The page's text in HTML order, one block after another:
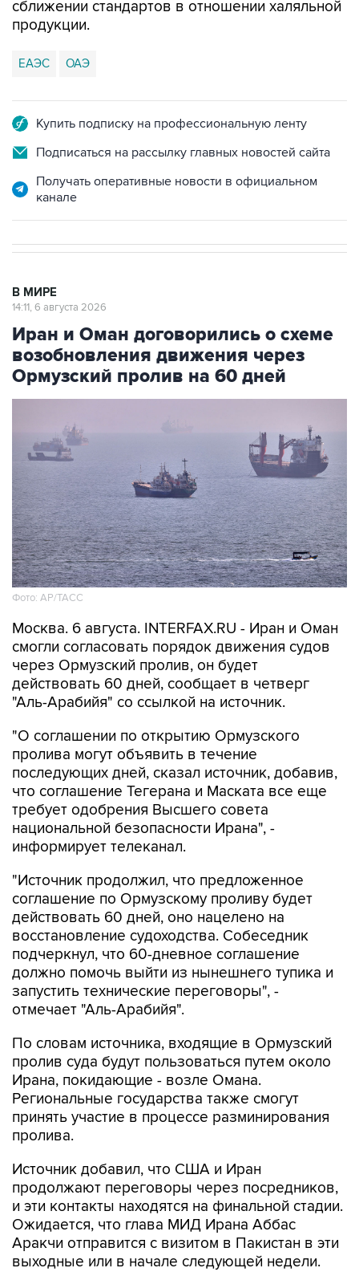
сближении стандартов в отношении халяльной
продукции.
ЕАЭС ОАЭ
Купить подписку на профессиональную ленту
Подписаться на рассылку главных новостей сайта
Получать оперативные новости в официальном
канале
В МИРЕ
14:11, 6 августа 2026
Иран и Оман договорились о схеме
возобновления движения через
Ормузский пролив на 60 дней
Фото: AP/ТАСС
Москва. 6 августа. INTERFAX.RU - Иран и Оман
смогли согласовать порядок движения судов
через Ормузский пролив, он будет
действовать 60 дней, сообщает в четверг
"Аль-Арабийя" со ссылкой на источник.
"О соглашении по открытию Ормузского
пролива могут объявить в течение
последующих дней, сказал источник, добавив,
что соглашение Тегерана и Маската все еще
требует одобрения Высшего совета
национальной безопасности Ирана", -
информирует телеканал.
"Источник продолжил, что предложенное
соглашение по Ормузскому проливу будет
действовать 60 дней, оно нацелено на
восстановление судоходства. Собеседник
подчеркнул, что 60-дневное соглашение
должно помочь выйти из нынешнего тупика и
запустить технические переговоры", -
отмечает "Аль-Арабийя".
По словам источника, входящие в Ормузский
пролив суда будут пользоваться путем около
Ирана, покидающие - возле Омана.
Региональные государства также смогут
принять участие в процессе разминирования
пролива.
Источник добавил, что США и Иран
продолжают переговоры через посредников,
и эти контакты находятся на финальной стадии.
Ожидается, что глава МИД Ирана Аббас
Аракчи отправится с визитом в Пакистан в эти
выходные или в начале следующей недели.